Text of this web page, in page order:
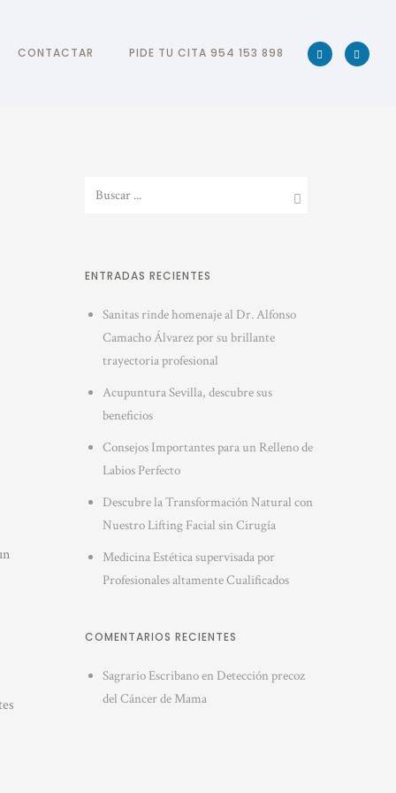
CONTACTAR PIDE TU CITA 954 153 898
ENTRADAS RECIENTES
Sanitas rinde homenaje al Dr. Alfonso
Camacho Álvarez por su brillante
trayectoria profesional
Acupuntura Sevilla, descubre sus
beneficios
Consejos Importantes para un Relleno de
Labios Perfecto
Descubre la Transformación Natural con
Nuestro Lifting Facial sin Cirugía
Medicina Estética supervisada por
Profesionales altamente Cualificados
COMENTARIOS RECIENTES
Sagrario Escribanoen Detección precoz
del Cáncer de Mama